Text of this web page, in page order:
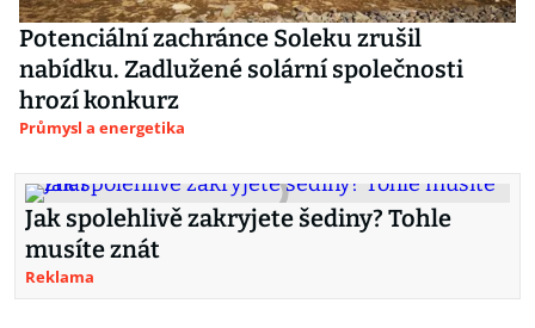
Potenciální zachránce Soleku zrušil
nabídku. Zadlužené solární společnosti
hrozí konkurz
Průmysl a energetika
Jak spolehlivě zakryjete šediny? Tohle
musíte znát
Reklama